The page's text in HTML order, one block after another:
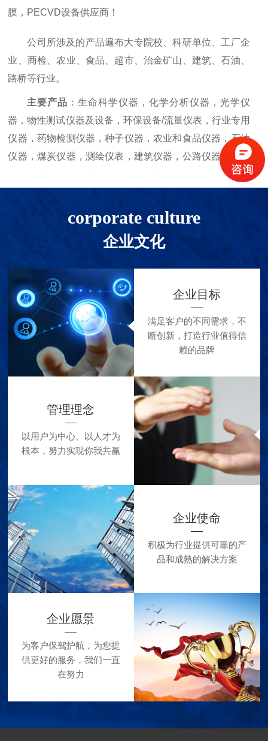
膜，PECVD设备供应商！
公司所涉及的产品遍布大专院校、科研单位、工厂企
业、商检、农业、食品、超市、治金矿山、建筑、石油、
路桥等行业。
主要产品 ：生命科学仪器，化学分析仪器，光学仪
器，物性测试仪器及设备，环保设备/流量仪表，行业专用
仪器，药物检测仪器，种子仪器，农业和食品仪器，石油
仪器，煤炭仪器，测绘仪表，建筑仪器，公路仪器，地质
仪器，电工仪器仪表，自动化仪表，气象仪器，环保仪
物技术相关的实验室科研仪器设备、实验室耗材与试剂、
实验室设计、规划、改建等服务。公司以“高品质，高服
务，高信誉"赢得各地市场，各个领域的好评和欢迎。
未来，公司将引进和代理更多国内产品，并将研发自
有品牌的产品以满足市场不同的需求，以更高质量的产
品，更高质量的服务，更高效率的运营，朴素而先进的管
理理念，为客户提供更优良的产品和服务！
公司宗旨 ：客户至上 诚信为本 开拓创新 成就*
corporate culture
企业文化
企业目标
满足客户的不同需求，不
断创新，打造行业值得信
赖的品牌
管理理念
以用户为中心、以人才为
根本，努力实现你我共赢
企业使命
积极为行业提供可靠的产
品和成熟的解决方案
企业愿景
为客户保驾护航，为您提
供更好的服务，我们一直
在努力